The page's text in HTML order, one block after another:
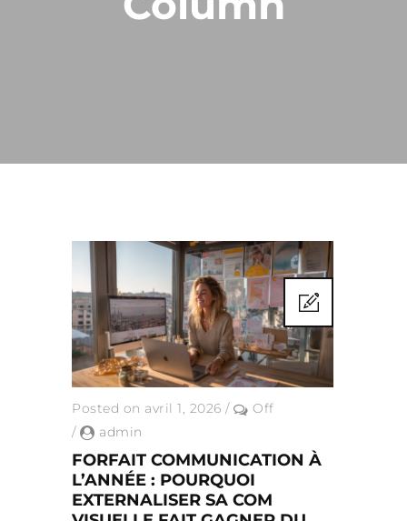
Posted on avril 1, 2026 /
Off
/
admin
FORFAIT COMMUNICATION À
L’ANNÉE : POURQUOI
EXTERNALISER SA COM